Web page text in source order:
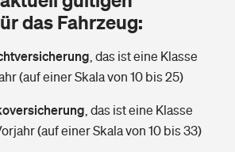
Geld bekomme ich im Alter?
Versicherer finden
das Fahrzeug:
das ist eine Klasse
(auf einer Skala von 10 bis 25)
das ist eine Klasse
(auf einer Skala von 10 bis 33)